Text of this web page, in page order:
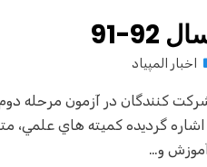
91
اخبار المپیاد
كنندگان در آزمون مرحله
اشاره گرديده كميته هاي علمي،
و…